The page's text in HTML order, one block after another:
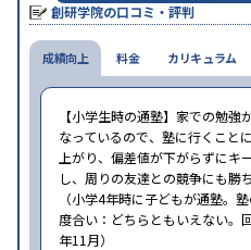
特徴
中高一貫校生に対応
※2023年10月調査。
小学校高学年
創研学院の口コミ・評判
成績向上
【小学生時の通塾】家での勉強
なっているので、塾に行くこと
上がり、偏差値が下がらずにキ
し、周りの友達との競争にも勝
（小学4年時に子どもが通塾。
度合い：どちらともいえない。
年11月）
料金 カリキュラム